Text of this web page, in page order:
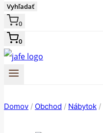
Vyhľadať
0
0
Domov / Obchod / Nábytok /